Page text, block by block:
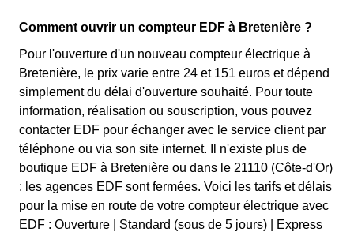
Comment ouvrir un compteur EDF à Bretenière ?
Pour l'ouverture d'un nouveau compteur électrique à
Bretenière, le prix varie entre 24 et 151 euros et dépend
simplement du délai d'ouverture souhaité. Pour toute
information, réalisation ou souscription, vous pouvez
contacter EDF pour échanger avec le service client par
téléphone ou via son site internet. Il n'existe plus de
boutique EDF à Bretenière ou dans le 21110 (Côte-d'Or)
: les agences EDF sont fermées. Voici les tarifs et délais
pour la mise en route de votre compteur électrique avec
EDF : Ouverture | Standard (sous de 5 jours) | Express